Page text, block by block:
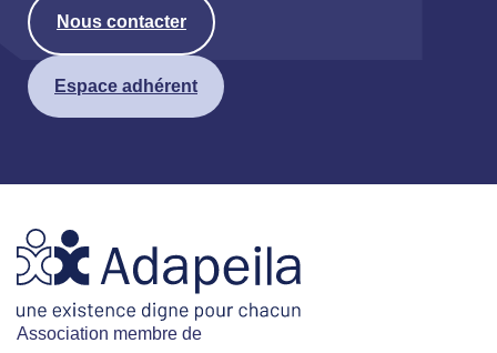
Nous contacter
Espace adhérent
Association membre de